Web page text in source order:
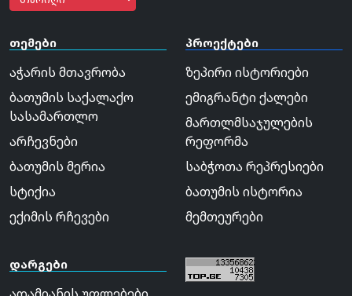
თემები
აჭარის მთავრობა
ბათუმის საქალაქო
სასამართლო
არჩევნები
ბათუმის მერია
სტიქია
ექიმის რჩევები
პროექტები
ზეპირი ისტორიები
ემიგრანტი ქალები
მართლმსაჯულების
რეფორმა
საბჭოთა რეპრესიები
ბათუმის ისტორია
მემთეურები
დარგები